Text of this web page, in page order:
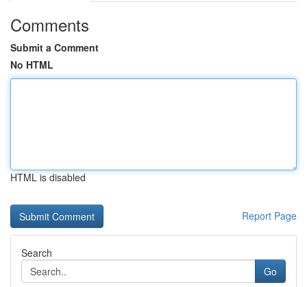
Comments
Submit a Comment
No HTML
HTML is disabled
Report Page
Search
Go